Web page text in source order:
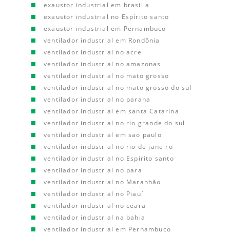
exaustor industrial em brasilia
exaustor industrial no Espírito santo
exaustor industrial em Pernambuco
ventilador industrial em Rondônia
ventilador industrial no acre
ventilador industrial no amazonas
ventilador industrial no mato grosso
ventilador industrial no mato grosso do sul
ventilador industrial no parana
ventilador industrial em santa Catarina
ventilador industrial no rio grande do sul
ventilador industrial em sao paulo
ventilador industrial no rio de janeiro
ventilador industrial no Espírito santo
ventilador industrial no para
ventilador industrial no Maranhão
ventilador industrial no Piauí
ventilador industrial no ceara
ventilador industrial na bahia
ventilador industrial em Pernambuco